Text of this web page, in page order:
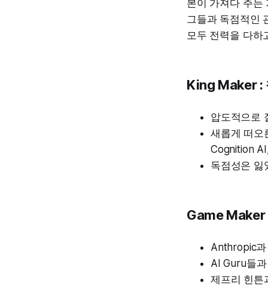
본이 가져다 주는
그들과 독점적인
모두 전력을 다하
King Maker :
압도적으로
새롭게 떠
Cognition
독점성은
Game Maker
Anthropic
AI Guru들
제프리 힌튼